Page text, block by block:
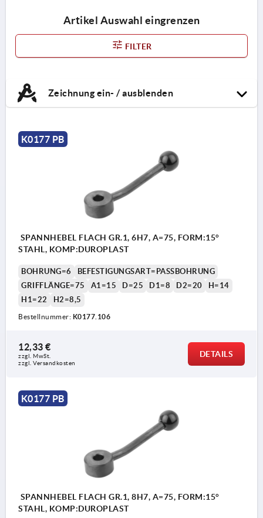
Artikel Auswahl eingrenzen
FILTER
Zeichnung ein- / ausblenden
K0177 PB
SPANNHEBEL FLACH GR.1, 6H7, A=75, FORM:15°
STAHL, KOMP:DUROPLAST
BOHRUNG=6
BEFESTIGUNGSART=PASSBOHRUNG
GRIFFLÄNGE=75
A1=15 D=25 D1=8 D2=20
H=14
H1=22
H2=8,5
Bestellnummer: K0177.106
12,33 €
zzgl. MwSt.
zzgl. Versandkosten
DETAILS
K0177 PB
SPANNHEBEL FLACH GR.1, 8H7, A=75, FORM:15°
STAHL, KOMP:DUROPLAST